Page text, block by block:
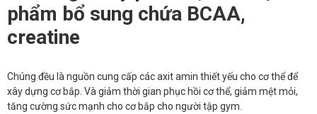
phẩm bổ sung chứa BCAA,
creatine
Chúng đều là nguồn cung cấp các axit amin thiết yếu cho cơ thể để
xây dựng cơ bắp. Và giảm thời gian phục hồi cơ thể, giảm mệt mỏi,
tăng cường sức mạnh cho cơ bắp cho người tập gym.